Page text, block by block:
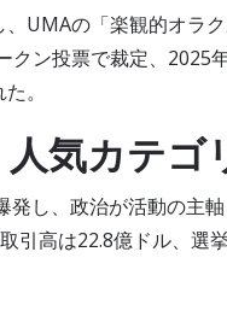
、UMAの「楽観的オラ
クン投票で裁定、2025
。
気カテゴ
発し、政治が活動の主
引高は22.8億ドル、選